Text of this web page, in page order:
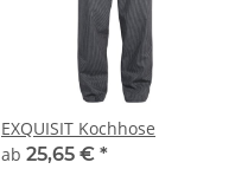
EXQUISIT Kochhose
ab 25,65 € *